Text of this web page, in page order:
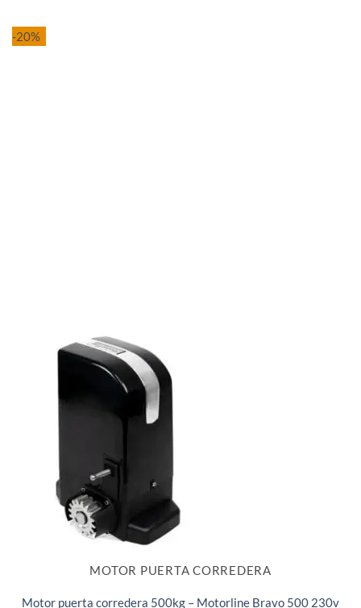
-20%
MOTOR PUERTA CORREDERA
Motor puerta corredera 500kg – Motorline Bravo 500 230v